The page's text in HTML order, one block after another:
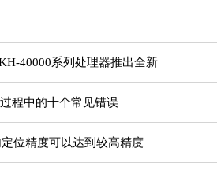
40000系列处理器推出全新
程中的十个常见错误
位精度可以达到较高精度